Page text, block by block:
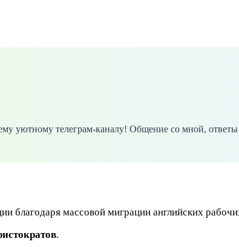
уютному телеграм-каналу! Общение со мной,
благодаря массовой миграции английских
.